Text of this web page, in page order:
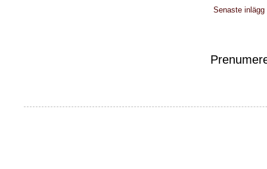
Senaste inlägg